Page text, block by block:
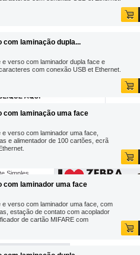
paradas
Simples
Frente e Verso
Simples
ADICIONAR AO
com laminação dupla...
verso com laminador dupla face e
com conexão USB et Ethernet.
com laminação uma face
verso com laminador uma face,
e alimentador de 100 cartões, ecrã
com laminador uma face
verso com laminador uma face, com
estação de contato com acoplador
de cartão MIFARE com